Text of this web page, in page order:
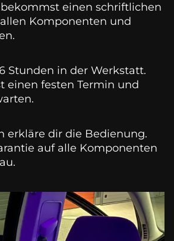
einen schriftlichen
Komponenten und
Stunden in der Werkstatt.
einen festen Termin und
erkläre dir die Bedienung.
auf alle Komponenten